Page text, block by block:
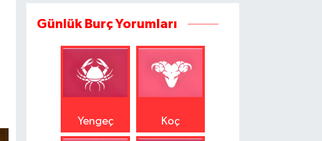
Günlük Burç Yorumları
Yengeç Koç